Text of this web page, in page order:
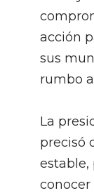
acción
sus
rumbo
La
precisó
estable,
conocer